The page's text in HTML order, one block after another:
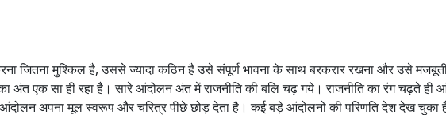
र
की
जं
जितना मुश्किल है, उससे ज्यादा कठिन है उसे संपूर्ण भावना के साथ बरकरार रखना और उसे
एक सा ही रहा है। सारे आंदोलन अंत में राजनीति की बलि चढ़ गये। राजनीति का रंग चढ़ते ही
आंदोलन अपना मूल स्वरूप और चरित्र पीछे छोड़ देता है। कई बड़े आंदोलनों की परिणति देश देख चुका